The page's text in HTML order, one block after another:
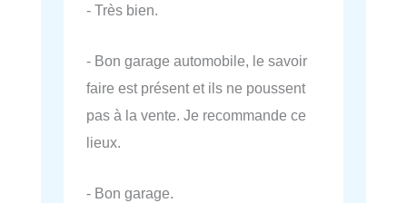
- Très bien.
- Bon garage automobile, le savoir
faire est présent et ils ne poussent
pas à la vente. Je recommande ce
lieux.
- Bon garage.